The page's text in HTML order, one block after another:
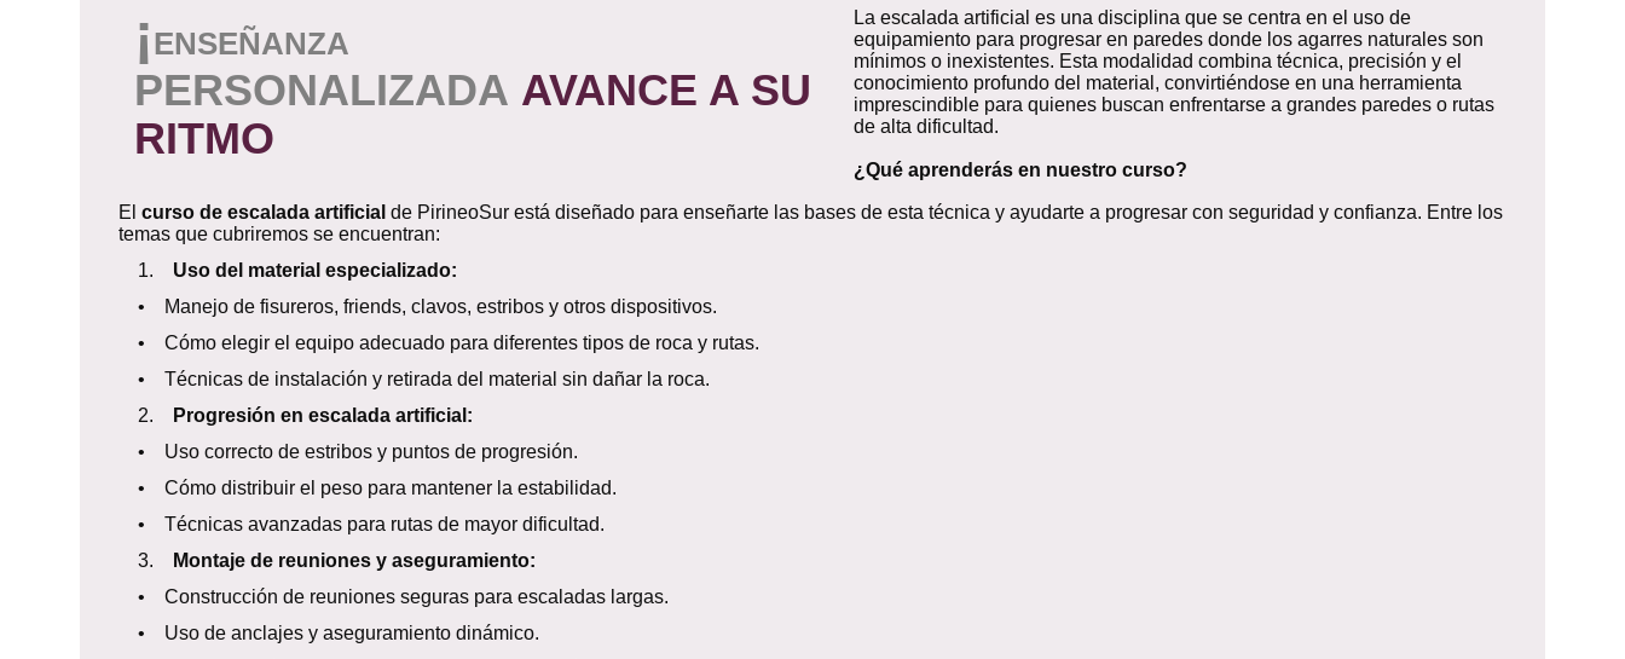
¡ENSEÑANZA
PERSONALIZADA AVANCE A SU
RITMO
La escalada artificial es una disciplina que se centra en el uso de
equipamiento para progresar en paredes donde los agarres naturales son
mínimos o inexistentes. Esta modalidad combina técnica, precisión y el
conocimiento profundo del material, convirtiéndose en una herramienta
imprescindible para quienes buscan enfrentarse a grandes paredes o rutas
de alta dificultad.
¿Qué aprenderás en nuestro curso?
El curso de escalada artificial de PirineoSur está diseñado para enseñarte las bases de esta técnica y ayudarte a progresar con seguridad y confianza. Entre los
temas que cubriremos se encuentran:
1. Uso del material especializado:
• Manejo de fisureros, friends, clavos, estribos y otros dispositivos.
• Cómo elegir el equipo adecuado para diferentes tipos de roca y rutas.
• Técnicas de instalación y retirada del material sin dañar la roca.
2.
Progresión en escalada artificial:
• Uso correcto de estribos y puntos de progresión.
• Cómo distribuir el peso para mantener la estabilidad.
• Técnicas avanzadas para rutas de mayor dificultad.
3.
Montaje de reuniones y aseguramiento:
• Construcción de reuniones seguras para escaladas largas.
• Uso de anclajes y aseguramiento dinámico.